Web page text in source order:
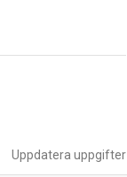
Uppdatera uppgifter